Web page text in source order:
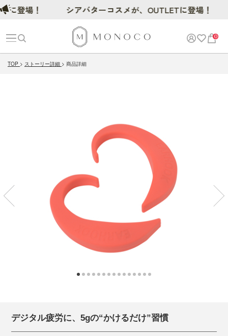
0
TOP ストーリー詳細 商品詳細
デジタル疲労に、5gの“かけるだけ”習慣
場！ シアバターコスメが、OUTLETに登場！